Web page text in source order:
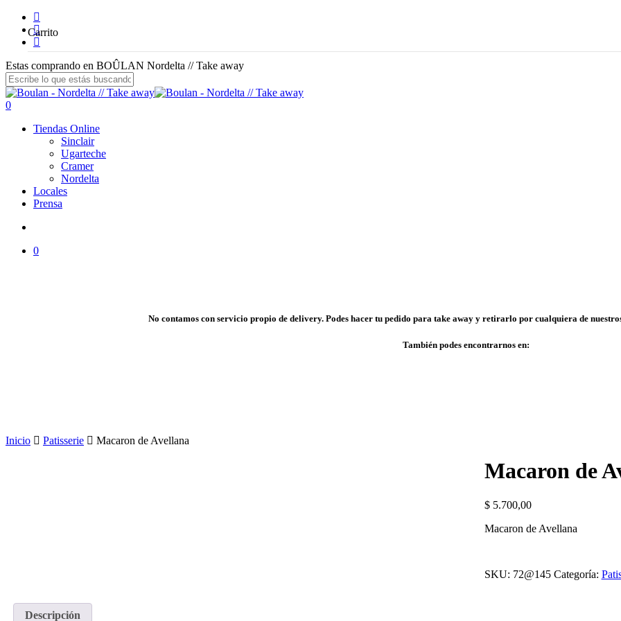
Skip
main
content
facebook
instagram
email
Estas comprando en BOÛLAN Nordelta // Take away
Close
Search
search
0
Tiendas Online
Sinclair
Ugarteche
Cramer
Nordelta
Locales
Prensa
0
Carrito
No contamos con servicio propio de delivery. Podes hacer tu pedido para take away y retirarlo por cualquiera de
También podes encontrarnos en:
Inicio Patisserie Macaron de Avellana
Macaron de
$5.700,00
Macaron de Avellana
SKU: 72@145 Categoría:
Descripción